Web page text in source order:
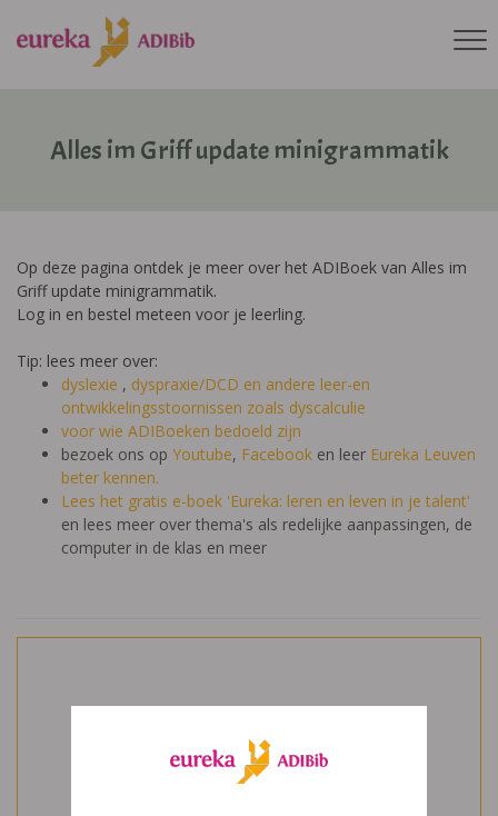
Alles im Griff update minigrammatik
Op deze pagina ontdek je meer over het ADIBoek van Alles im
Griff update minigrammatik.
Log in en bestel meteen voor je leerling.
Tip: lees meer over:
dyslexie , dyspraxie/DCD en andere leer-en
ontwikkelingsstoornissen zoals dyscalculie
voor wie ADIBoeken bedoeld zijn
bezoek ons op Youtube, Facebook en leer Eureka Leuven
beter kennen.
Lees het gratis e-boek 'Eureka: leren en leven in je talent'
en lees meer over thema's als redelijke aanpassingen, de
computer in de klas en meer